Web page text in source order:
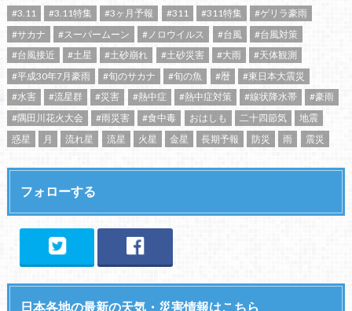
#3.11 #3.11特集 #3ヶ月予報 #311 #311特集
#ゲリラ豪雨
#サカナ
#スーパームーン #ノロウイルス #台風
#台風対策
#台風接近
#土星 #土砂崩れ #土砂災害 #大雨
#天体観測
#平成30年7月豪雨
#旬のサカナ #旬の魚 #暦
#東日本大震災
#水害
#流星群 #災害 #熱中症 #熱中症対策 #線状降水帯
#豪雨
#隅田川花火大会
#雨災害 #食中毒 おはしも 二十四節気
地震
惑星
月 流れ星 流星 火星 金星 長期予報 防災 雨 震災
フォローする
日本各地の最新の天気・災害情報はこちら